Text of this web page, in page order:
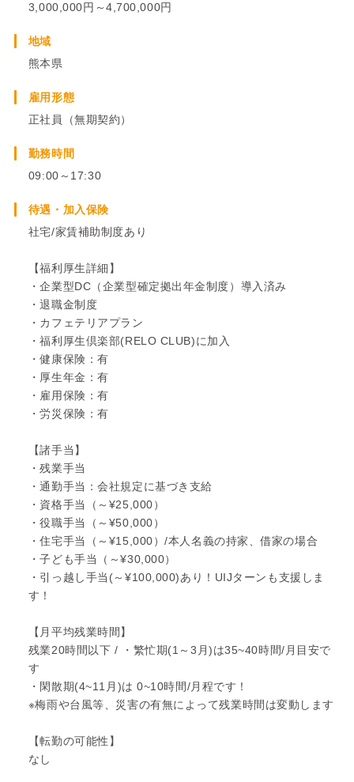
3,000,000円～4,700,000円
地域
熊本県
雇用形態
正社員（無期契約）
勤務時間
09:00～17:30
待遇・加入保険
社宅/家賃補助制度あり
【福利厚生詳細】
・企業型DC（企業型確定拠出年金制度）導入済み
・退職金制度
・カフェテリアプラン
・福利厚生倶楽部(RELO CLUB)に加入
・健康保険：有
・厚生年金：有
・雇用保険：有
・労災保険：有
【諸手当】
・残業手当
・通勤手当：会社規定に基づき支給
・資格手当（～¥25,000）
・役職手当（～¥50,000）
・住宅手当（～¥15,000）/本人名義の持家、借家の場合
・子ども手当（～¥30,000）
・引っ越し手当(～¥100,000)あり！UIJターンも支援しま
す！
【月平均残業時間】
残業20時間以下 / ・繁忙期(1～3月)は35~40時間/月目安で
す
・閑散期(4~11月)は 0~10時間/月程です！
※梅雨や台風等、災害の有無によって残業時間は変動します
【転勤の可能性】
なし